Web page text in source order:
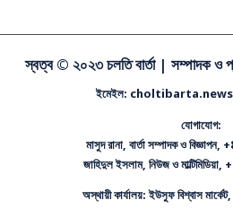
স্বত্ব © ২০২৩ চলতি বার্তা | সম্পাদক ও
ইমেইল:
যোগাযোগ:
মাসুদ রানা, বার্তা সম্পাদক ও
জাহিদুল ইসলাম, নিউজ ও
অস্থায়ী কার্যালয়: ইউসুফ বিশ্বাস